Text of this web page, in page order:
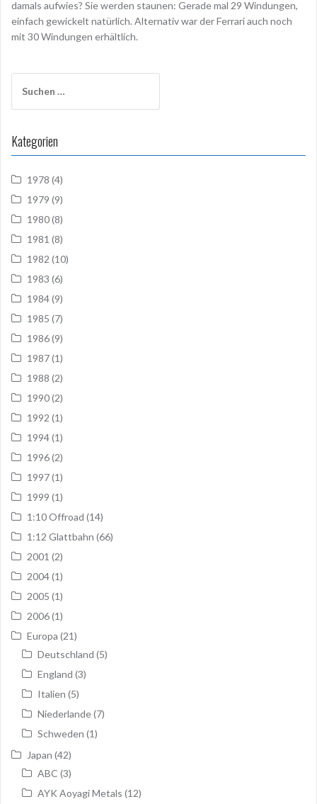
damals aufwies? Sie werden staunen: Gerade mal 29 Windungen,
einfach gewickelt natürlich. Alternativ war der Ferrari auch noch
mit 30 Windungen erhältlich.
nach:
Kategorien
1978 (4)
1979 (9)
1980(8)
1981 (8)
1982 (10)
1983 (6)
1984(9)
1985 (7)
1986(9)
1987(1)
1988 (2)
1990(2)
1992 (1)
1994(1)
1996(2)
1997(1)
1999 (1)
1:10 Offroad (14)
1:12 Glattbahn (66)
2001 (2)
2004(1)
2005 (1)
2006(1)
Europa (21)
Deutschland (5)
England (3)
Italien (5)
Niederlande(7)
Schweden (1)
Japan (42)
ABC (3)
AYK Aoyagi Metals (12)